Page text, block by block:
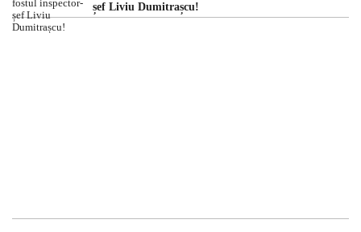
șef Liviu Dumitrașcu!